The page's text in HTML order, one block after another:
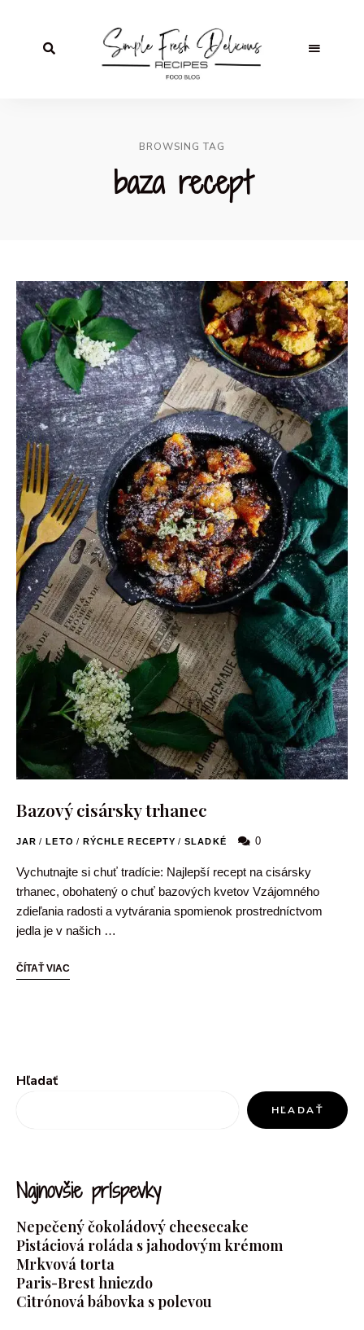
BROWSING TAG
baza recept
Bazový cisársky trhanec
JAR / LETO / RÝCHLE RECEPTY / SLADKÉ 0
Vychutnajte si chuť tradície: Najlepší recept na cisársky
trhanec, obohatený o chuť bazových kvetov Vzájomného
zdieľania radosti a vytvárania spomienok prostredníctvom
jedla je v našich …
ČÍTAŤ VIAC
Hľadať
HĽADAŤ
Najnovšie príspevky
Nepečený čokoládový cheesecake
Pistáciová roláda s jahodovým krémom
Mrkvová torta
Paris-Brest hniezdo
Citrónová bábovka s polevou